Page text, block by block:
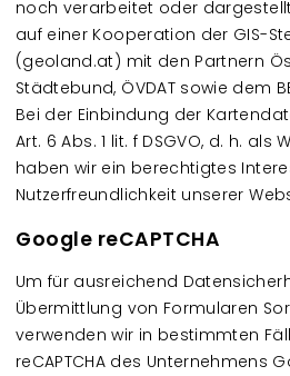
noch verarbeitet oder
auf einer Kooperation der GIS-
(geoland.at) mit den Partnern
Städtebund, ÖVDAT sowie dem
Bei der Einbindung der
Art. 6 Abs. 1 lit. f DSGVO, d. h. als
haben wir ein berechtigtes
Nutzerfreundlichkeit unserer
Google reCAPTCHA
Um für ausreichend
Übermittlung von Formularen
verwenden wir in bestimmten
reCAPTCHA des Unternehmens